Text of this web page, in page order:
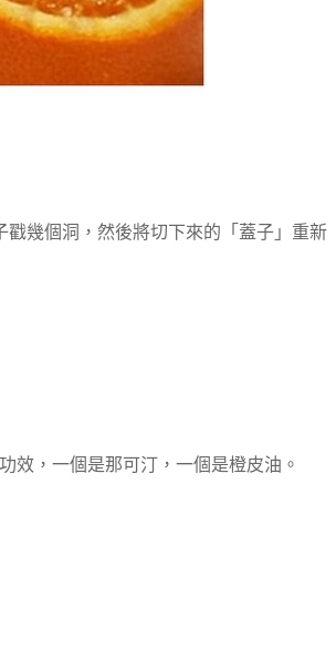
幾個洞，然後將切下來的「蓋子」重新
效，一個是那可汀，一個是橙皮油。